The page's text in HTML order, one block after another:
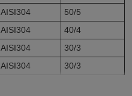
AISI304
50/5
AISI304
40/4
AISI304
30/3
AISI304 30/3